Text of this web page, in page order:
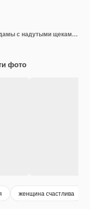
Портрет смешной мечтательной дамы с надутыми щеками смотрит в камеру на розовой стене
фото
женщина счастлива